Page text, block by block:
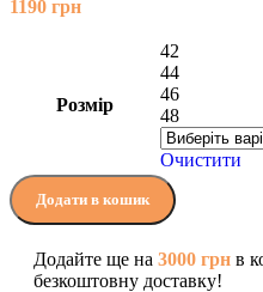
1190 грн
Розмір
42
44
46
48
Очистити
Додати в кошик
Додайте ще на 3000 грн в
безкоштовну доставку!